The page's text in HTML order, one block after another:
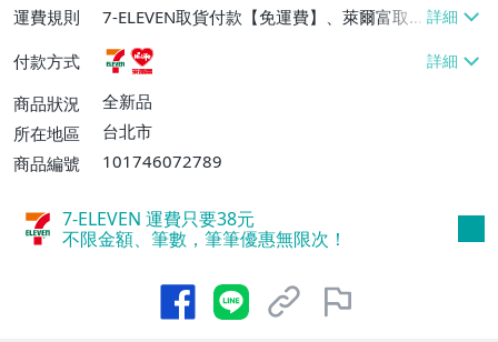
運費規則
7-ELEVEN取貨付款【免運費】、萊爾富取
貨付款【免運費】
付款方式
商品狀況
全新品
所在地區
台北市
商品編號
101746072789
7-ELEVEN 運費只要38元
不限金額、筆數，筆筆優惠無限次！